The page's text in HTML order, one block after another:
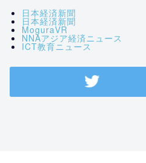
日本経済新聞
日本経済新聞
MoguraVR
NNAアジア経済ニュース
ICT教育ニュース